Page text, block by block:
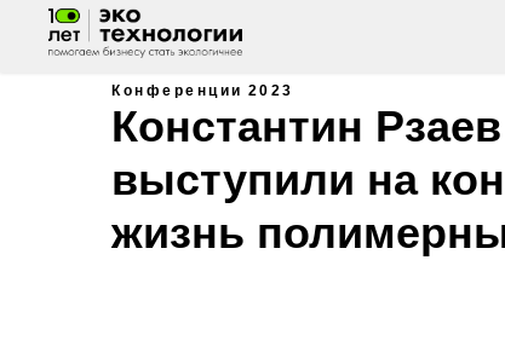
Конференции 2023
Константин
выступили на
жизнь